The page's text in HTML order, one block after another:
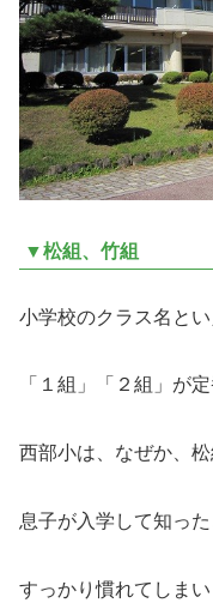
▼松組、竹組
小学校のクラス名とい
「１組」「２組」が
西部小は、なぜか、松
息子が入学して知っ
すっかり慣れてしまい